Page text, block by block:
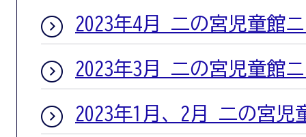
2023年4月 二の宮児童館
2023年3月 二の宮児童館
2023年1月、2月 二の宮児